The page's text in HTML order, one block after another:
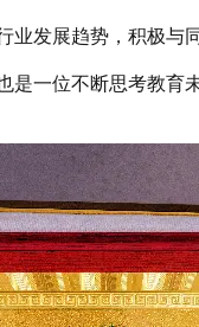
业发展趋势，积极
一位不断思考教育